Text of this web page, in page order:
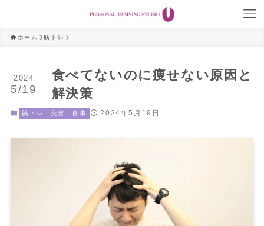
ホーム 筋トレ
食べてないのに痩せない原因と
解決策
2024
5/19
筋トレ 美容 食事 2024年5月19日